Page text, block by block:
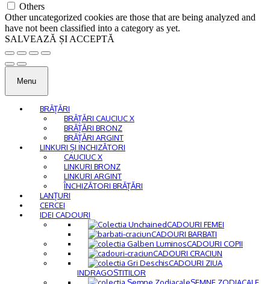
Others
Other uncategorized cookies are those that are being analyzed and
have not been classified into a category as yet.
SALVEAZĂ ȘI ACCEPTĂ
Menu
BRĂȚĂRI
BRĂȚĂRI CAUCIUC X
BRĂȚĂRI BRONZ
BRĂȚĂRI ARGINT
LINKURI ȘI INCHIZĂTORI
CAUCIUC X
LINKURI BRONZ
LINKURI ARGINT
ÎNCHIZĂTORI BRĂȚĂRI
LANȚURI
CERCEI
IDEI CADOURI
CADOURI FEMEI
CADOURI BARBATI
CADOURI COPII
CADOURI CRACIUN
CADOURI ZIUA
INDRAGOSTITILOR
SEMNE ZODIACALE